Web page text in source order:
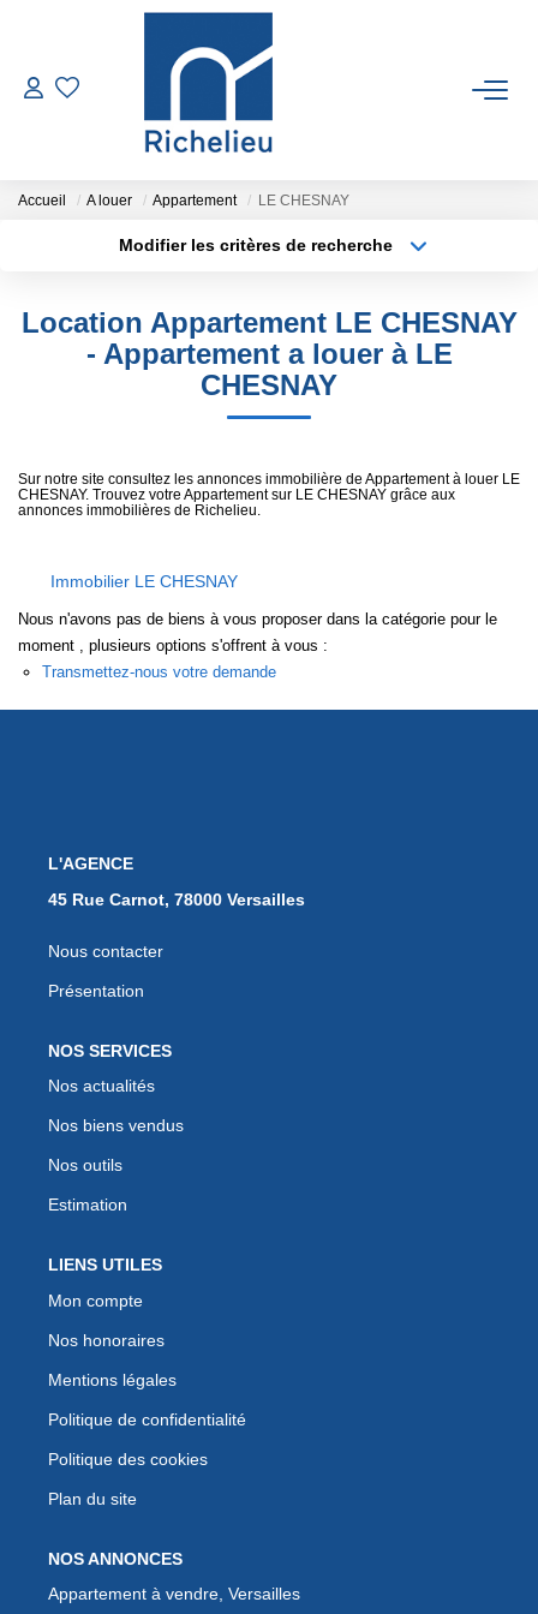
VENTES
LOCATIONS
GESTION
CONTACT
Accueil A louer Appartement LE CHESNAY
Modifier les critères de recherche
Sélectionnez...
Type de bien
Surface min
Location Appartement LE CHESNAY
- Appartement a louer à LE
CHESNAY
Sur notre site consultez les annonces immobilière de Appartement à louer LE
CHESNAY. Trouvez votre Appartement sur LE CHESNAY grâce aux
annonces immobilières de Richelieu.
Immobilier LE CHESNAY
Nous n'avons pas de biens à vous proposer dans la catégorie pour le
moment , plusieurs options s'offrent à vous :
Transmettez-nous votre demande
L'AGENCE
45 Rue Carnot, 78000 Versailles
Nous contacter
Présentation
NOS SERVICES
Nos actualités
Nos biens vendus
Nos outils
Estimation
LIENS UTILES
Mon compte
Nos honoraires
Mentions légales
Politique de confidentialité
Politique des cookies
Plan du site
NOS ANNONCES
Appartement à vendre, Versailles